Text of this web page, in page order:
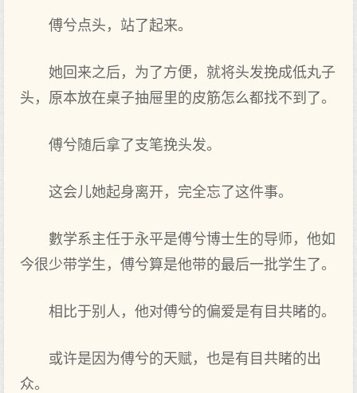
傅兮点头，站了起来。
她回来之后，为了方便，就将头发挽成低丸子
头，原本放在桌子抽屉里的皮筋怎么都找不到了。
傅兮随后拿了支笔挽头发。
这会儿她起身离开，完全忘了这件事。
數学系主任于永平是傅兮博士生的导师，他如
今很少带学生，傅兮算是他带的最后一批学生了。
相比于别人，他对傅兮的偏爱是有目共睹的。
或许是因为傅兮的天赋，也是有目共睹的出
众。